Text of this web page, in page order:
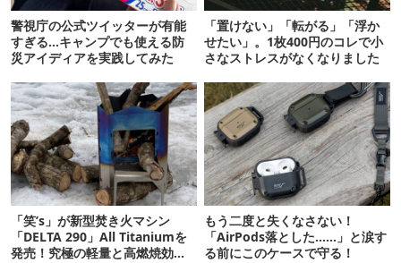
警視庁の公式ツイッターが有能
すぎる…キャンプでも使える防
災アイディアを実践してみた
「置けない」「転がる」「浮か
せたい」。1枚400円のコレで小
さなストレスがなくなりました
「笑’s」が新型焚き火マシン
「DELTA 290」All Titaniumを
発売！究極の軽量と高燃焼効率
もう二度と失くなさない！
「AirPods落とした……」と涙す
る前にこのケースで守る！